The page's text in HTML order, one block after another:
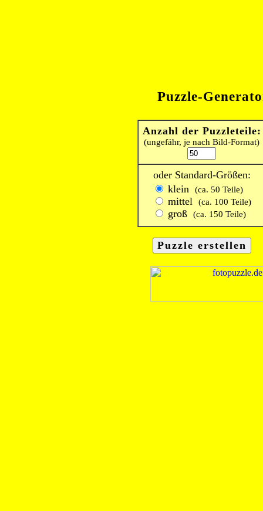
Puzzle-
Anzahl der Puzzleteile:
(ungefähr, je nach Bild-Format)
oder Standard-Größen:
klein
(ca. 50 Teile)
mittel (ca. 100 Teile)
groß (ca. 150 Teile)